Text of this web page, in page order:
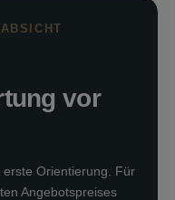
vor
Orientierung. Für
Angebotspreises